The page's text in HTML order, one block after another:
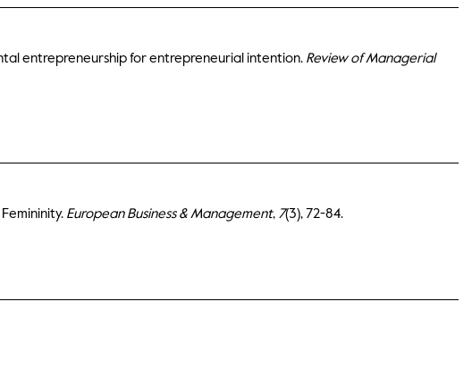
entrepreneurship for entrepreneurial intention. Review of Managerial
European Business & Management, 7(3), 72-84.